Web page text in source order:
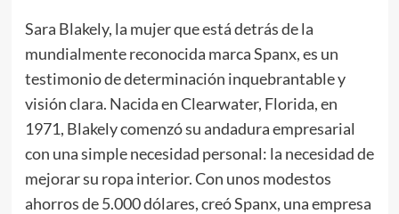
Sara Blakely, la mujer que está detrás de la
mundialmente reconocida marca Spanx, es un
testimonio de determinación inquebrantable y
visión clara. Nacida en Clearwater, Florida, en
1971, Blakely comenzó su andadura empresarial
con una simple necesidad personal: la necesidad de
mejorar su ropa interior. Con unos modestos
ahorros de 5.000 dólares, creó Spanx, una empresa